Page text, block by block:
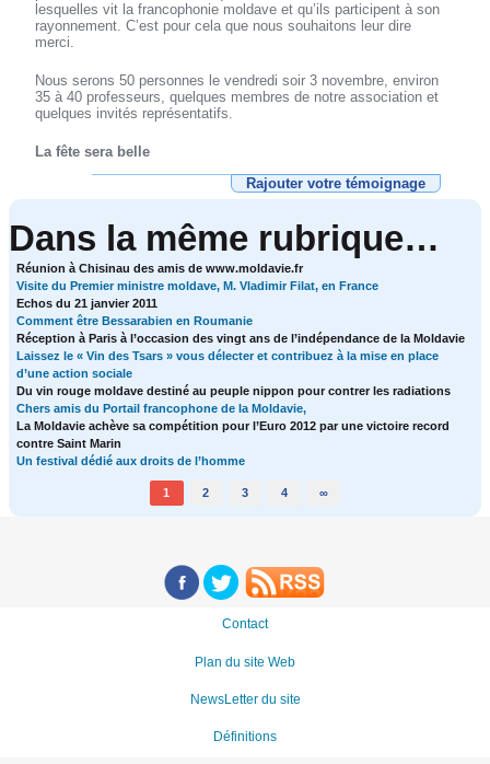
lesquelles vit la francophonie moldave et qu’ils participent à son
rayonnement. C’est pour cela que nous souhaitons leur dire
merci.
Nous serons 50 personnes le vendredi soir 3 novembre, environ
35 à 40 professeurs, quelques membres de notre association et
quelques invités représentatifs.
La fête sera belle
Rajouter votre témoignage
Dans la même rubrique…
Réunion à Chisinau des amis de www.moldavie.fr
Visite du Premier ministre moldave, M. Vladimir Filat, en France
Echos du 21 janvier 2011
Comment être Bessarabien en Roumanie
Réception à Paris à l’occasion des vingt ans de l’indépendance de la Moldavie
Laissez le « Vin des Tsars » vous délecter et contribuez à la mise en place
d’une action sociale
Du vin rouge moldave destiné au peuple nippon pour contrer les radiations
Chers amis du Portail francophone de la Moldavie,
La Moldavie achève sa compétition pour l’Euro 2012 par une victoire record
contre Saint Marin
Un festival dédié aux droits de l’homme
1 2 3 4 ∞
Contact
Plan du site Web
NewsLetter du site
Définitions